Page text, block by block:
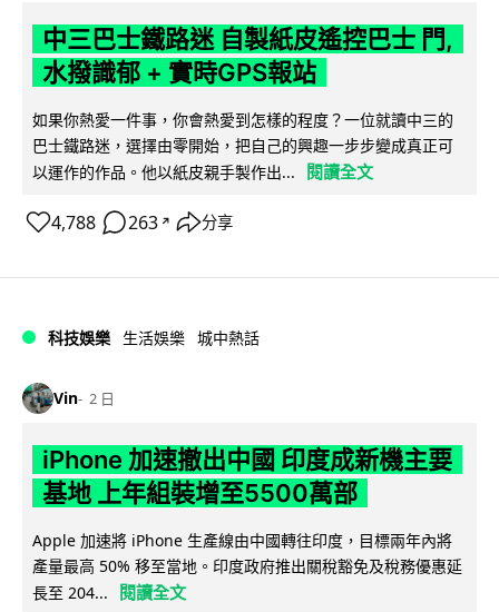
中三巴士鐵路迷 自製紙皮遙控巴士 門,
水撥識郁 + 實時GPS報站
如果你熱愛一件事，你會熱愛到怎樣的程度？一位就讀中三的
巴士鐵路迷，選擇由零開始，把自己的興趣一步步變成真正可
以運作的作品。他以紙皮親手製作出...
閱讀全文
4,788 263 ↗ 分享
科技娛樂 生活娛樂 城中熱話
Vin 2 日
iPhone 加速撤出中國 印度成新機主要
基地 上年組裝增至5500萬部
Apple 加速將 iPhone 生產線由中國轉往印度，目標兩年內將
產量最高 50% 移至當地。印度政府推出關稅豁免及稅務優惠延
長至 204...
閱讀全文